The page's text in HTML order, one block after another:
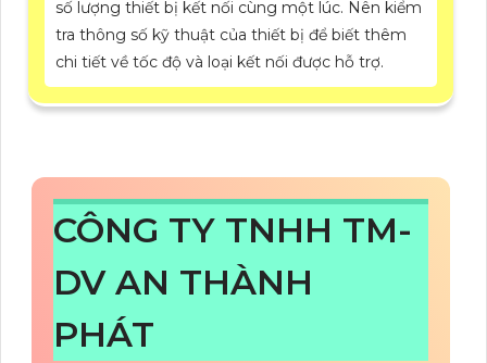
số lượng thiết bị kết nối cùng một lúc. Nên kiểm
tra thông số kỹ thuật của thiết bị để biết thêm
chi tiết về tốc độ và loại kết nối được hỗ trợ.
CÔNG TY TNHH TM-
DV AN THÀNH
PHÁT